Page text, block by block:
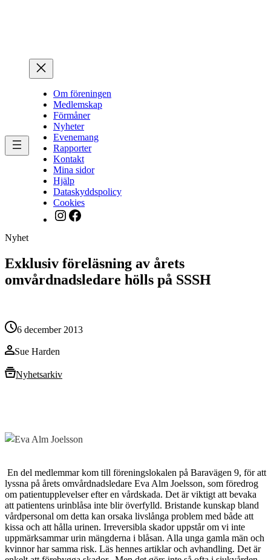
Om föreningen
Medlemskap
Förmåner
Nyheter
Evenemang
Rapporter
Kontakt
Mina sidor
Hjälp
Dataskyddspolicy
Cookies
Instagram
Facebook
Nyhet
Exklusiv föreläsning av årets
omvårdnadsledare hölls på SSSH
6 december 2013
Sue Harden
Nyhetsarkiv
En del medlemmar kom till föreningslokalen på Baravägen 9, för att
lyssna på årets omvårdnadsledare Eva Alm Joelsson, som föredrog
om patientupplevelser efter en vårdskada. Det är viktigt att bevaka
att patientens urinblåsa inte blir överfylld. Bristande kunskap bland
vårdpersonal om detta kan orsaka livslånga problem med både att
kissa och att hålla urinen. Irreversibla skador uppstår om vi inte
uppmärksammar urin mängderna i blåsan. Alla unga gamla män och
kvinnor har samma risk. Läs hennes artiklar och avhandling. Det är